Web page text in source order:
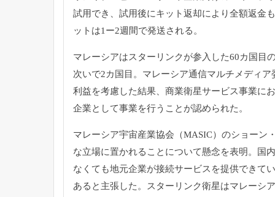
試用でき、試用後にキット返却により全額返金
ットは1ー2週間で発送される。
マレーシアはスターリンクが参入した60カ国目
次いで2カ国目。 マレーシア通信マルチメディ
利益を考慮した結果、商業衛星サービス事業に
企業として事業を行うことが認められた。
マレーシア宇宙産業協会（MASIC）のショーン
な立場に置かれるこ とについて懸念を表明。国
なくても地元企業が接続サービスを提供できて
あると主張した。スターリンク衛星はマレーシ